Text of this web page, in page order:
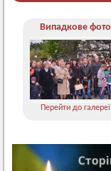
Випадкове фото
Перейти до галереї